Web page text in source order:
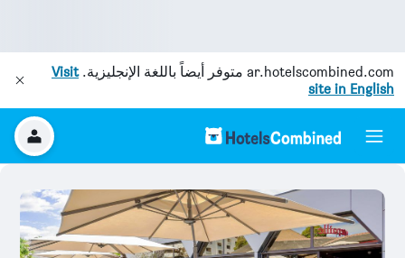
ar.hotelscombined.com متوفر أيضاً باللغة الإنجليزية.Visit
site in English